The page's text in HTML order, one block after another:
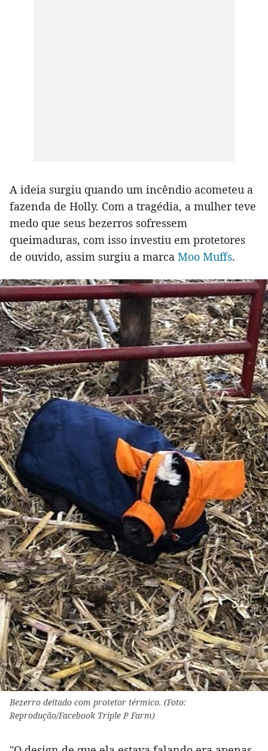
A ideia surgiu quando um incêndio acometeu a
fazenda de Holly. Com a tragédia, a mulher teve
medo que seus bezerros sofressem
queimaduras, com isso investiu em protetores
de ouvido, assim surgiu a marca Moo Muffs.
Bezerro deitado com protetor térmico. (Foto:
Reprodução/Facebook Triple P Farm)